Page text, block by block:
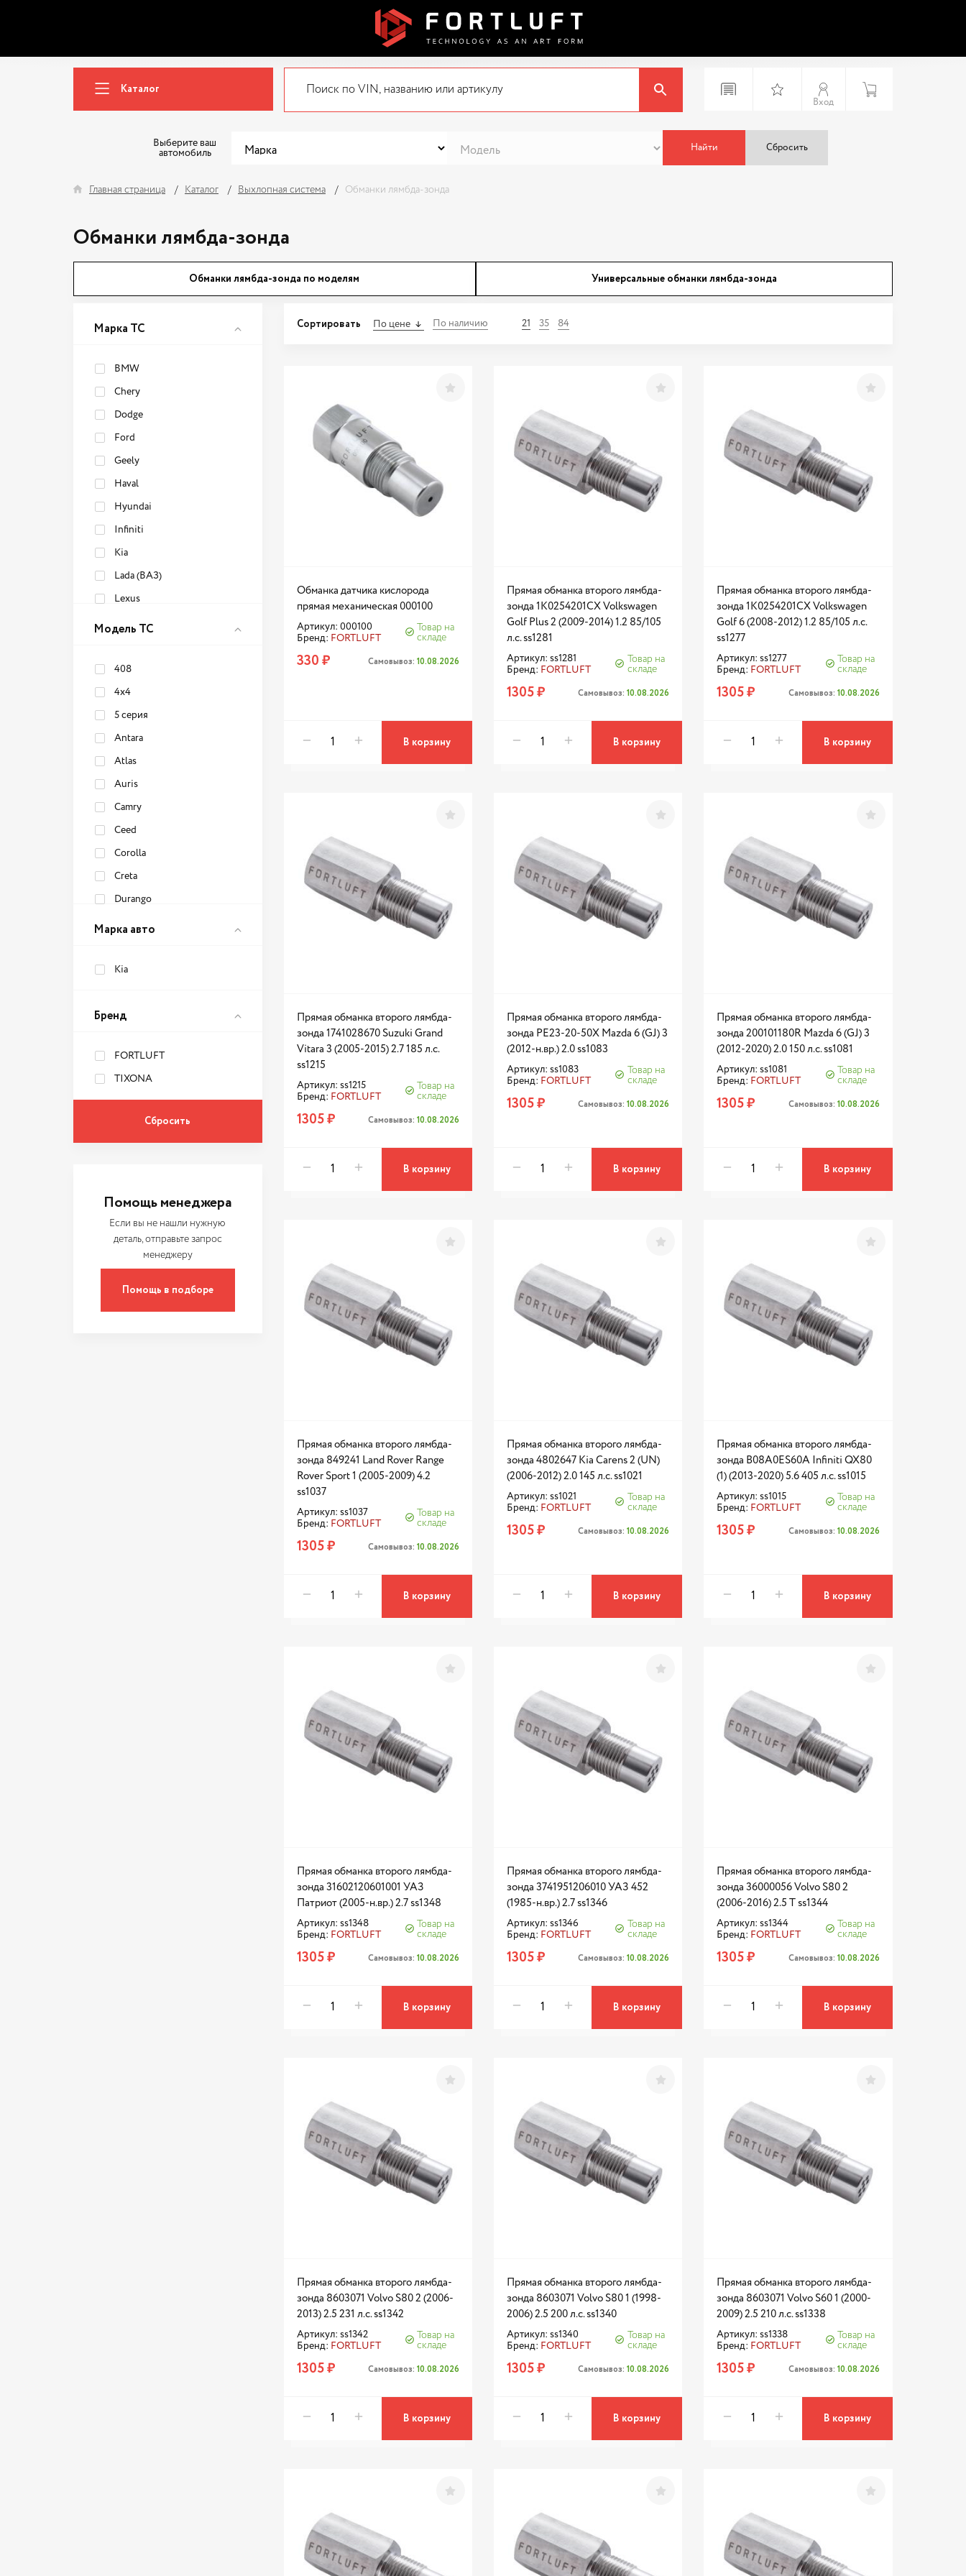
Каталог
Вход
Выберите ваш
автомобиль
Найти Сбросить
Главная страница Каталог Выхлопная система Обманки лямбда-зонда
Обманки лямбда-зонда
Обманки лямбда-зонда по моделям Универсальные обманки лямбда-зонда
Марка ТС
BMW
Chery
Dodge
Ford
Geely
Haval
Hyundai
Infiniti
Kia
Lada (ВАЗ)
Lexus
Mitsubishi
Opel
Peugeot
Renault
Skoda
Toyota
Volkswagen
Volvo
Модель ТС
408
4x4
5 серия
Antara
Atlas
Auris
Camry
Ceed
Corolla
Creta
Durango
Granta
Insignia
Logan
M35
Qashqai
RAV4
RX450h
Rapid
S60
Марка авто
Kia
Бренд
FORTLUFT
TIXONA
Помощь менеджера
Если вы не нашли нужную
деталь, отправьте запрос
менеджеру
Помощь в подборе
Сортировать По цене По наличию 21 35 84
Обманка датчика кислорода
прямая механическая 000100
Артикул: 000100
Бренд: FORTLUFT
Товар на
складе
330 ₽ Самовывоз: 10.08.2026
В корзину
Прямая обманка второго лямбда-
зонда 1K0254201CX Volkswagen
Golf Plus 2 (2009-2014) 1.2 85/105
л.с. ss1281
Артикул: ss1281
Бренд: FORTLUFT
Товар на
складе
1305 ₽ Самовывоз:10.08.2026
В корзину
Прямая обманка второго лямбда-
зонда 1K0254201CX Volkswagen
Golf 6 (2008-2012) 1.2 85/105 л.с.
ss1277
Артикул: ss1277
Бренд: FORTLUFT
Товар на
складе
1305 ₽ Самовывоз: 10.08.2026
В корзину
Прямая обманка второго лямбда-
зонда 1741028670 Suzuki Grand
Vitara 3 (2005-2015) 2.7 185 л.с.
ss1215
Артикул: ss1215
Бренд: FORTLUFT
Товар на
складе
1305 ₽ Самовывоз: 10.08.2026
В корзину
Прямая обманка второго лямбда-
зонда PE23-20-50X Mazda 6 (GJ) 3
(2012-н.вр.) 2.0 ss1083
Артикул: ss1083
Бренд: FORTLUFT
Товар на
складе
1305 ₽ Самовывоз:10.08.2026
В корзину
Прямая обманка второго лямбда-
зонда 200101180R Mazda 6 (GJ) 3
(2012-2020) 2.0 150 л.с. ss1081
Артикул: ss1081
Бренд: FORTLUFT
Товар на
складе
1305 ₽ Самовывоз: 10.08.2026
В корзину
Прямая обманка второго лямбда-
зонда 849241 Land Rover Range
Rover Sport 1 (2005-2009) 4.2
ss1037
Артикул: ss1037
Бренд: FORTLUFT
Товар на
складе
1305 ₽ Самовывоз: 10.08.2026
В корзину
Прямая обманка второго лямбда-
зонда 4802647 Kia Carens 2 (UN)
(2006-2012) 2.0 145 л.с. ss1021
Артикул: ss1021
Бренд: FORTLUFT
Товар на
складе
1305 ₽ Самовывоз:10.08.2026
В корзину
Прямая обманка второго лямбда-
зонда B08A0ES60A Infiniti QX80
(1) (2013-2020) 5.6 405 л.с. ss1015
Артикул: ss1015
Бренд: FORTLUFT
Товар на
складе
1305 ₽ Самовывоз: 10.08.2026
В корзину
Прямая обманка второго лямбда-
зонда 31602120601001 УАЗ
Патриот (2005-н.вр.) 2.7 ss1348
Артикул: ss1348
Бренд: FORTLUFT
Товар на
складе
1305 ₽ Самовывоз: 10.08.2026
В корзину
Прямая обманка второго лямбда-
зонда 3741951206010 УАЗ 452
(1985-н.вр.) 2.7 ss1346
Артикул: ss1346
Бренд: FORTLUFT
Товар на
складе
1305 ₽ Самовывоз:10.08.2026
В корзину
Прямая обманка второго лямбда-
зонда 36000056 Volvo S80 2
(2006-2016) 2.5 T ss1344
Артикул: ss1344
Бренд: FORTLUFT
Товар на
складе
1305 ₽ Самовывоз: 10.08.2026
В корзину
Прямая обманка второго лямбда-
зонда 8603071 Volvo S80 2 (2006-
2013) 2.5 231 л.с. ss1342
Артикул: ss1342
Бренд: FORTLUFT
Товар на
складе
1305 ₽ Самовывоз: 10.08.2026
В корзину
Прямая обманка второго лямбда-
зонда 8603071 Volvo S80 1 (1998-
2006) 2.5 200 л.с. ss1340
Артикул: ss1340
Бренд: FORTLUFT
Товар на
складе
1305 ₽ Самовывоз:10.08.2026
В корзину
Прямая обманка второго лямбда-
зонда 8603071 Volvo S60 1 (2000-
2009) 2.5 210 л.с. ss1338
Артикул: ss1338
Бренд: FORTLUFT
Товар на
складе
1305 ₽ Самовывоз: 10.08.2026
В корзину